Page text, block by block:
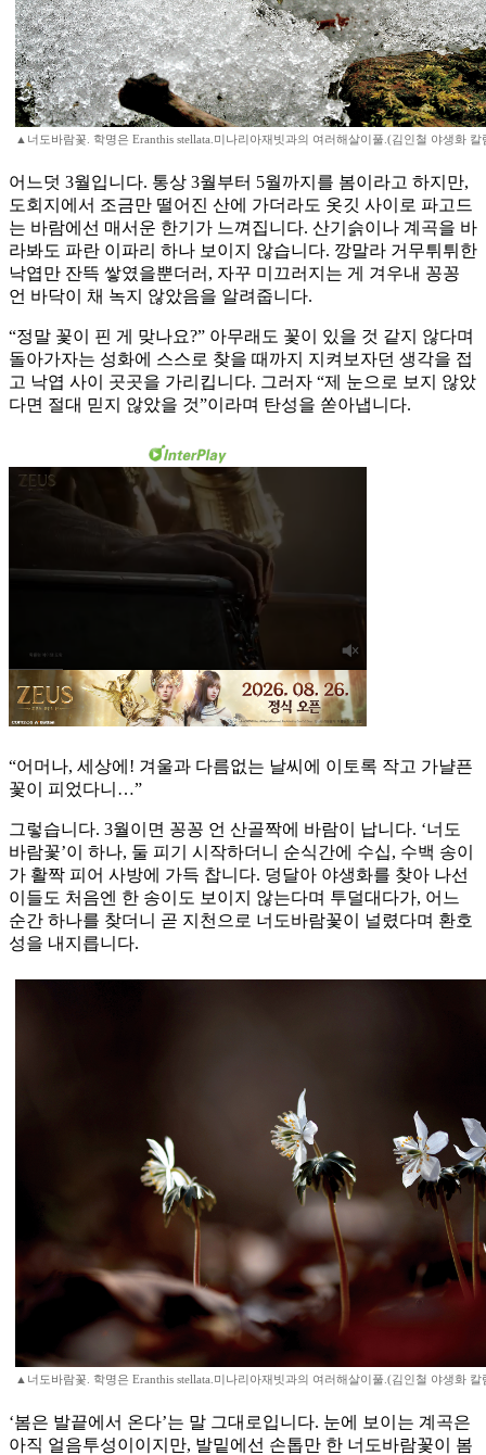
▲너도바람꽃. 학명은 Eranthis stellata.미나리아재빗과의 여러해살이풀.(김인철 야생화 칼
어느덧 3월입니다. 통상 3월부터 5월까지를 봄이라고 하지만,
도회지에서 조금만 떨어진 산에 가더라도 옷깃 사이로 파고드
는 바람에선 매서운 한기가 느껴집니다. 산기슭이나 계곡을 바
라봐도 파란 이파리 하나 보이지 않습니다. 깡말라 거무튀튀한
낙엽만 잔뜩 쌓였을뿐더러, 자꾸 미끄러지는 게 겨우내 꽁꽁
언 바닥이 채 녹지 않았음을 알려줍니다.
“정말 꽃이 핀 게 맞나요?” 아무래도 꽃이 있을 것 같지 않다며
돌아가자는 성화에 스스로 찾을 때까지 지켜보자던 생각을 접
고 낙엽 사이 곳곳을 가리킵니다. 그러자 “제 눈으로 보지 않았
다면 절대 믿지 않았을 것”이라며 탄성을 쏟아냅니다.
“어머나, 세상에! 겨울과 다름없는 날씨에 이토록 작고 가냘픈
꽃이 피었다니…”
그렇습니다. 3월이면 꽁꽁 언 산골짝에 바람이 납니다. ‘너도
바람꽃’이 하나, 둘 피기 시작하더니 순식간에 수십, 수백 송이
가 활짝 피어 사방에 가득 찹니다. 덩달아 야생화를 찾아 나선
이들도 처음엔 한 송이도 보이지 않는다며 투덜대다가, 어느
순간 하나를 찾더니 곧 지천으로 너도바람꽃이 널렸다며 환호
성을 내지릅니다.
▲너도바람꽃. 학명은 Eranthis stellata.미나리아재빗과의 여러해살이풀.(김인철 야생화 칼
‘봄은 발끝에서 온다’는 말 그대로입니다. 눈에 보이는 계곡은
아직 얼음투성이이지만, 발밑에선 손톱만 한 너도바람꽃이 봄